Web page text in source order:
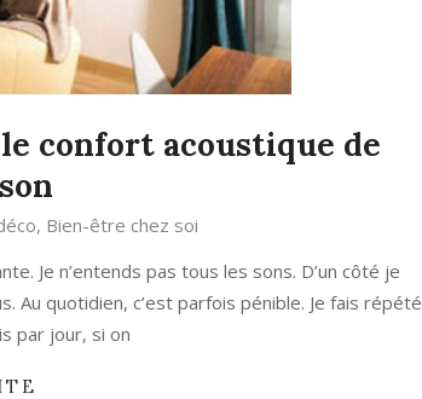
confort acoustique de
, Bien-être chez soi
Je n’entends pas tous les sons. D’un côté je
Au quotidien, c’est parfois pénible. Je fais répété
par jour, si on